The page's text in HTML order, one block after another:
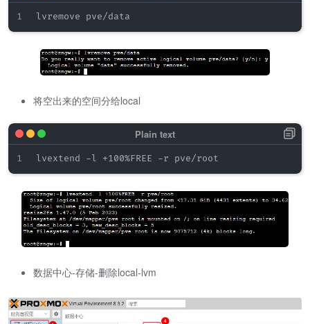
将空出来的空间分给local
数据中心-存储-删除local-lvm